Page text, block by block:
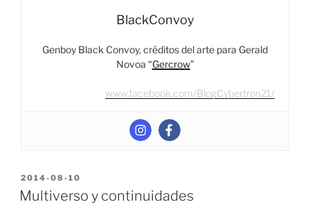
BlackConvoy
Genboy Black Convoy, créditos del arte para Gerald
Novoa “Gercrow”
www.facebook.com/BlogCybertron21/
POSTED
ON
2014-08-10
Multiverso y continuidades